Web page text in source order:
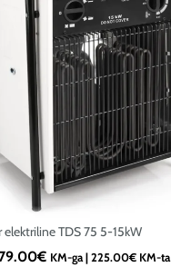
elektriline TDS 75 5-15kW
€ KM-ga | 225.00€KM-ta